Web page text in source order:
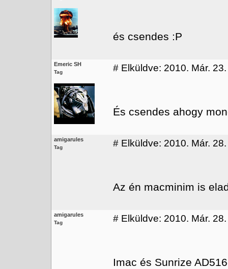
és csendes :P
Emeric SH
Tag # Elküldve: 2010. Már.
És csendes ahogy
amigarules
Tag # Elküldve: 2010. Már.
Az én macminim is
amigarules
Tag # Elküldve: 2010. Már.
Imac és Sunrize